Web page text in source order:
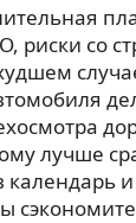
риски со
лучше